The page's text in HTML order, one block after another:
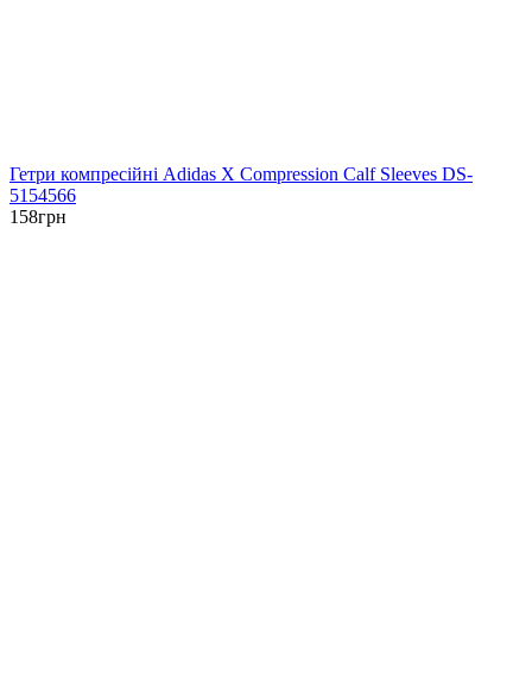
Гетри компресійні Adidas X Compression Calf Sleeves DS-
5154566
158грн